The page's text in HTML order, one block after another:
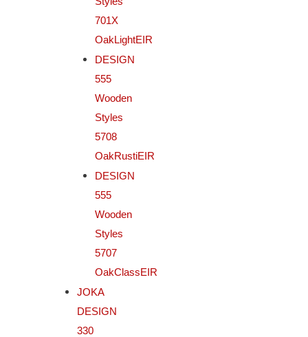
701X
OakLightEIR
DESIGN
555
Wooden
Styles
5708
OakRustiEIR
DESIGN
555
Wooden
Styles
5707
OakClassEIR
JOKA
DESIGN
330